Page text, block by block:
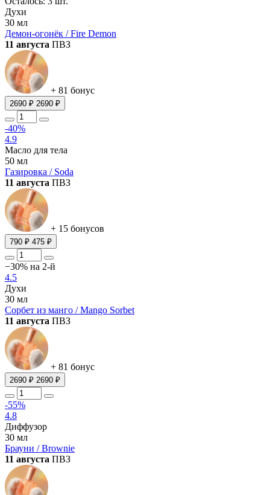
Духи
30 мл
Демон-огонёк / Fire Demon
11 августа ПВЗ
+ 81 бонус
2690 ₽ 2690 ₽
-40%
4.9
Масло для тела
50 мл
Газировка / Soda
11 августа ПВЗ
+ 15 бонусов
790 ₽ 475 ₽
−30% на 2-й
4.5
Духи
30 мл
Сорбет из манго / Mango Sorbet
11 августа ПВЗ
+ 81 бонус
2690 ₽ 2690 ₽
-55%
4.8
Диффузор
30 мл
Брауни / Brownie
11 августа ПВЗ